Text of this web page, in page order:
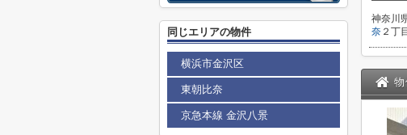
神奈川
奈 ２丁
物
同じエリアの物件
横浜市金沢区
東朝比奈
京急本線 金沢八景